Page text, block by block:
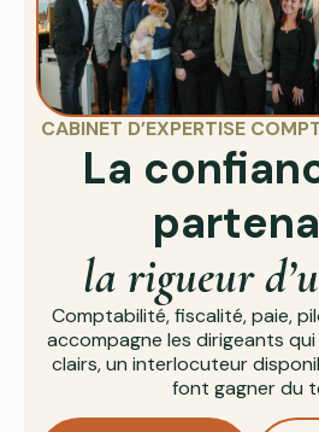
CABINET D’EXPERTISE
La
la rigueur
Comptabilité, fiscalité, paie,
accompagne les dirigeants
clairs, un interlocuteur
font gagner du